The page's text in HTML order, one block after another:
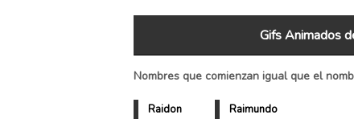
Gifs Animados
Nombres que comienzan igual que el
Raidon Raimundo